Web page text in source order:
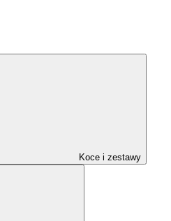
Koce i zestawy